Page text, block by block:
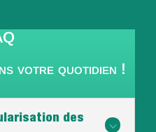
votre quotidien !
des
3